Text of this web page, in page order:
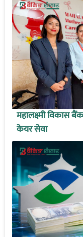
महालक्ष्मी विकास
केयर सेवा